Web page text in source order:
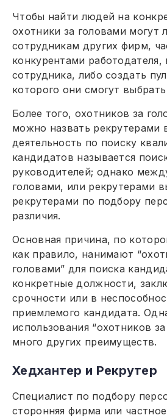
Чтобы найти людей на
охотники за головами могут
сотрудникам других фирм,
конкурентами
сотрудника, либо создать
которого они смогут
Более того, охотников за
можно назвать рекрутерами
деятельность по поиску
кандидатов называется
руководителей; однако
головами, или рекрутерами
рекрутерами по подбору
различия.
Основная причина, по
как правило, нанимают
головами” для поиска
конкретные должности,
срочности или в
приемлемого кандидата.
использования “охотников
много других преимуществ.
Хедхантер и Рекрутер
Специалист по подбору
сторонняя фирма или